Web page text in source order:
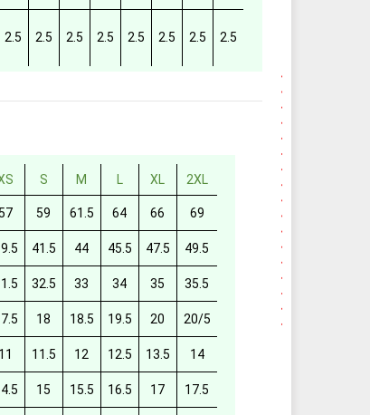
2.5 2.5 2.5 2.5 2.5 2.5 2.5 2.5
S M L XL 2XL
59 61.5 64 66 69
41.5 44 45.5 47.5 49.5
32.5 33 34 35 35.5
18 18.5 19.5 20 20/5
11 11.5 12 12.5 13.5 14
15 15.5 16.5 17 17.5